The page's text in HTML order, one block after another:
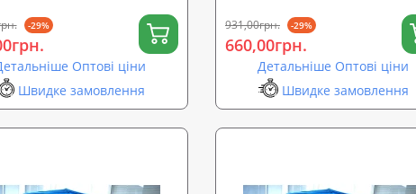
-29%
Оптові ціни
Швидке замовлення
931,00грн. -29%
660,00грн.
Детальніше Оптові ціни
Швидке замовлення